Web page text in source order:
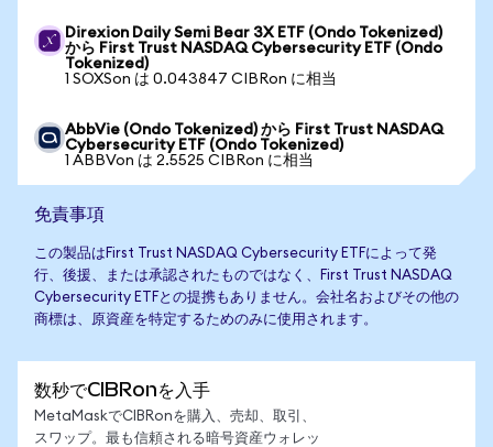
Direxion Daily Semi Bear 3X ETF (Ondo Tokenized)
から First Trust NASDAQ Cybersecurity ETF (Ondo
Tokenized)
1 SOXSon は 0.043847 CIBRon に相当
AbbVie (Ondo Tokenized) から First Trust NASDAQ
Cybersecurity ETF (Ondo Tokenized)
1 ABBVon は 2.5525 CIBRon に相当
免責事項
この製品はFirst Trust NASDAQ Cybersecurity ETFによって発
行、後援、または承認されたものではなく、First Trust NASDAQ
Cybersecurity ETFとの提携もありません。会社名およびその他の
商標は、原資産を特定するためのみに使用されます。
数秒でCIBRonを入手
MetaMaskでCIBRonを購入、売却、取引、
スワップ。最も信頼される暗号資産ウォレッ